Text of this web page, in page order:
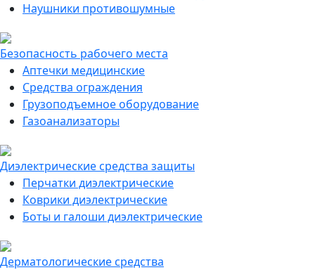
Наушники противошумные
Безопасность рабочего места
Аптечки медицинские
Средства ограждения
Грузоподъемное оборудование
Газоанализаторы
Диэлектрические средства защиты
Перчатки диэлектрические
Коврики диэлектрические
Боты и галоши диэлектрические
Дерматологические средства